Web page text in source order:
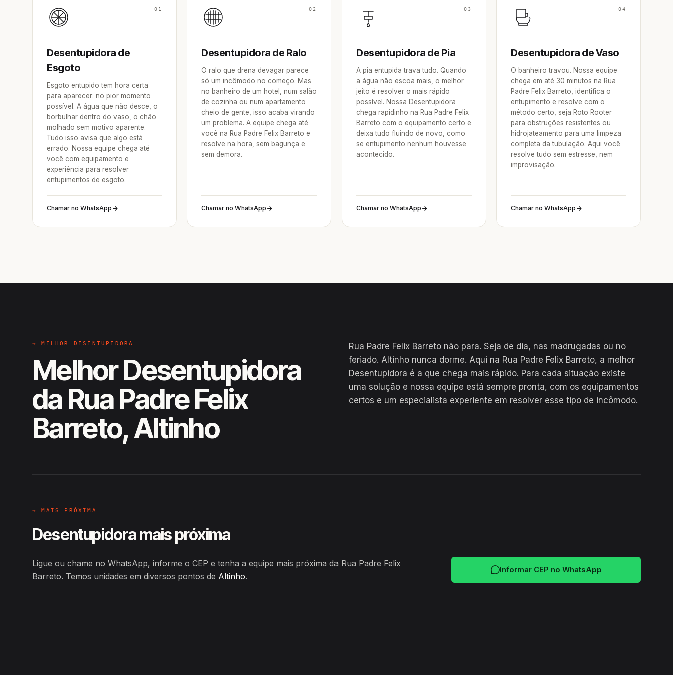
01
Desentupidora de
Esgoto
Esgoto entupido tem hora certa
para aparecer: no pior momento
possível. A água que não desce, o
borbulhar dentro do vaso, o chão
molhado sem motivo aparente.
Tudo isso avisa que algo está
errado. Nossa equipe chega até
você com equipamento e
experiência para resolver
entupimentos de esgoto.
Chamar no WhatsApp
02
Desentupidora de Ralo
O ralo que drena devagar parece
só um incômodo no começo. Mas
no banheiro de um hotel, num salão
de cozinha ou num apartamento
cheio de gente, isso acaba virando
um problema. A equipe chega até
você na Rua Padre Felix Barreto e
resolve na hora, sem bagunça e
sem demora.
Chamar no WhatsApp
03
Desentupidora de Pia
A pia entupida trava tudo. Quando
a água não escoa mais, o melhor
jeito é resolver o mais rápido
possível. Nossa Desentupidora
chega rapidinho na Rua Padre Felix
Barreto com o equipamento certo e
deixa tudo fluindo de novo, como
se entupimento nenhum houvesse
acontecido.
Chamar no WhatsApp
04
Desentupidora de Vaso
O banheiro travou. Nossa equipe
chega em até 30 minutos na Rua
Padre Felix Barreto, identifica o
entupimento e resolve com o
método certo, seja Roto Rooter
para obstruções resistentes ou
hidrojateamento para uma limpeza
completa da tubulação. Aqui você
resolve tudo sem estresse, nem
improvisação.
Chamar no WhatsApp
→ MELHOR DESENTUPIDORA
Melhor Desentupidora
da Rua Padre Felix
Barreto, Altinho
Rua Padre Felix Barreto não para. Seja de dia, nas madrugadas ou no
feriado. Altinho nunca dorme. Aqui na Rua Padre Felix Barreto, a melhor
Desentupidora é a que chega mais rápido. Para cada situação existe
uma solução e nossa equipe está sempre pronta, com os equipamentos
certos e um especialista experiente em resolver esse tipo de incômodo.
EM CAMPO
→ MAIS PRÓXIMA
Desentupidora mais próxima
Ligue ou chame no WhatsApp, informe o CEP e tenha a equipe mais próxima da Rua Padre Felix
Barreto. Temos unidades em diversos pontos de Altinho.
Informar CEP no WhatsApp